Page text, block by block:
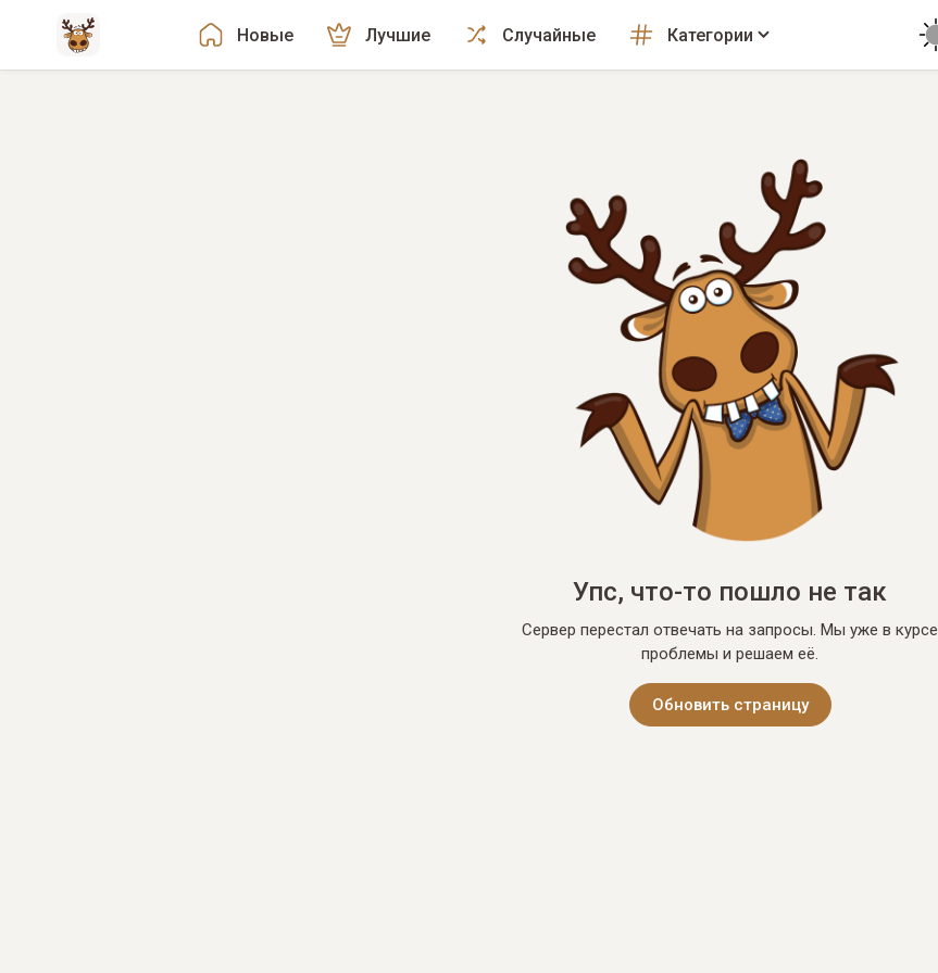
Новые Лучшие Случайные Категории
Упс, что-то пошло не так
Сервер перестал отвечать на запросы. Мы уже в курсе
проблемы и решаем её.
Обновить страницу